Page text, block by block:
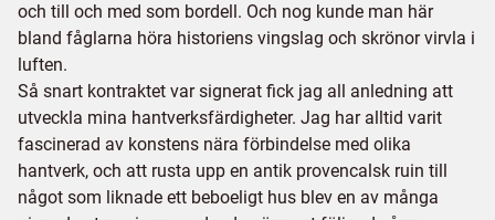
och till och med som bordell. Och nog kunde man här
bland fåglarna höra historiens vingslag och skrönor virvla i
luften.
Så snart kontraktet var signerat fick jag all anledning att
utveckla mina hantverksfärdigheter. Jag har alltid varit
fascinerad av konstens nära förbindelse med olika
hantverk, och att rusta upp en antik provencalsk ruin till
något som liknade ett beboeligt hus blev en av många